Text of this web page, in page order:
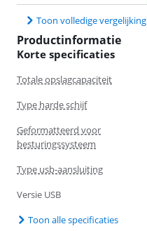
Toon volledige vergelijking
Productinformatie
Korte specificaties
Totale opslagcapaciteit
Type harde schijf
Geformatteerd voor
besturingssysteem
Type usb-aansluiting
Versie USB
Toon alle specificaties